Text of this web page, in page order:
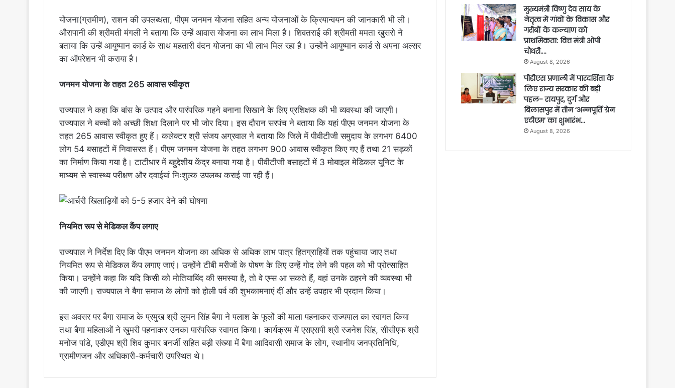
योजना(ग्रामीण), राशन की उपलब्धता, पीएम जनमन योजना सहित अन्य योजनाओं के क्रियान्वयन की जानकारी भी ली।
औरापानी की श्रीमती मंगली ने बताया कि उन्हें आवास योजना का लाभ मिला है। शिवतराई की श्रीमती ममता खुसरो ने
बताया कि उन्हें आयुष्मान कार्ड के साथ महतारी वंदन योजना का भी लाभ मिल रहा है। उन्होंने आयुष्मान कार्ड से अपना अल्सर
का ऑपरेशन भी कराया है।
जनमन योजना के तहत 265 आवास स्वीकृत
राज्यपाल ने कहा कि बांस के उत्पाद और पारंपरिक गहने बनाना सिखाने के लिए प्रशिक्षक की भी व्यवस्था की जाएगी।
राज्यपाल ने बच्चों को अच्छी शिक्षा दिलाने पर भी जोर दिया। इस दौरान सरपंच ने बताया कि यहां पीएम जनमन योजना के
तहत 265 आवास स्वीकृत हुए हैं। कलेक्टर श्री संजय अग्रवाल ने बताया कि जिले में पीवीटीजी समुदाय के लगभग 6400
लोग 54 बसाहटों में निवासरत हैं। पीएम जनमन योजना के तहत लगभग 900 आवास स्वीकृत किए गए हैं तथा 21 सड़कों
का निर्माण किया गया है। टाटीधार में बहुद्देशीय केंद्र बनाया गया है। पीवीटीजी बसाहटों में 3 मोबाइल मेडिकल यूनिट के
माध्यम से स्वास्थ्य परीक्षण और दवाईयां निःशुल्क उपलब्ध कराई जा रही हैं।
नियमित रूप से मेडिकल कैंप लगाए
राज्यपाल ने निर्देश दिए कि पीएम जनमन योजना का अधिक से अधिक लाभ पात्र हितग्राहियों तक पहुंचाया जाए तथा
नियमित रूप से मेडिकल कैंप लगाए जाएं। उन्होंने टीबी मरीजों के पोषण के लिए उन्हें गोद लेने की पहल को भी प्रोत्साहित
किया। उन्होंने कहा कि यदि किसी को मोतियाबिंद की समस्या है, तो वे एम्स आ सकते हैं, वहां उनके ठहरने की व्यवस्था भी
की जाएगी। राज्यपाल ने बैगा समाज के लोगों को होली पर्व की शुभकामनाएं दीं और उन्हें उपहार भी प्रदान किया।
इस अवसर पर बैगा समाज के प्रमुख श्री लुमन सिंह बैगा ने पलाश के फूलों की माला पहनाकर राज्यपाल का स्वागत किया
तथा बैगा महिलाओं ने खुमरी पहनाकर उनका पारंपरिक स्वागत किया। कार्यक्रम में एसएसपी श्री रजनेश सिंह, सीसीएफ श्री
मनोज पांडे, एडीएम श्री शिव कुमार बनर्जी सहित बड़ी संख्या में बैगा आदिवासी समाज के लोग, स्थानीय जनप्रतिनिधि,
ग्रामीणजन और अधिकारी-कर्मचारी उपस्थित थे।
मुख्यमंत्री विष्णु देव साय के
नेतृत्व में गांवों के विकास और
गरीबों के कल्याण को
प्राथमिकता: वित्त मंत्री ओपी
चौधरी….
August 8, 2026
पीडीएस प्रणाली में पारदर्शिता के
लिए राज्य सरकार की बड़ी
पहल- रायपुर, दुर्ग और
बिलासपुर में तीन ‘अन्नपूर्ति ग्रेन
एटीएम‘ का शुभारंभ…
August 8, 2026